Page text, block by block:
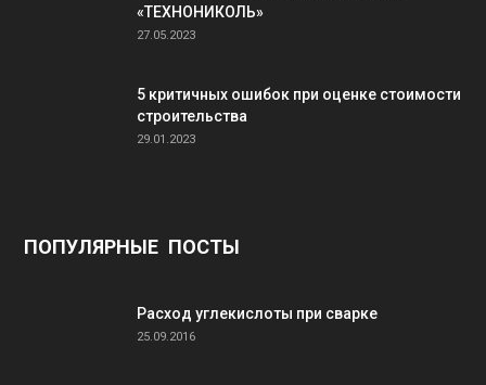
«ТЕХНОНИКОЛЬ»
27.05.2023
5 критичных ошибок при оценке стоимости
строительства
29.01.2023
ПОПУЛЯРНЫЕ ПОСТЫ
Расход углекислоты при сварке
25.09.2016